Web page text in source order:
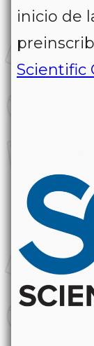
inicio de
Scientific